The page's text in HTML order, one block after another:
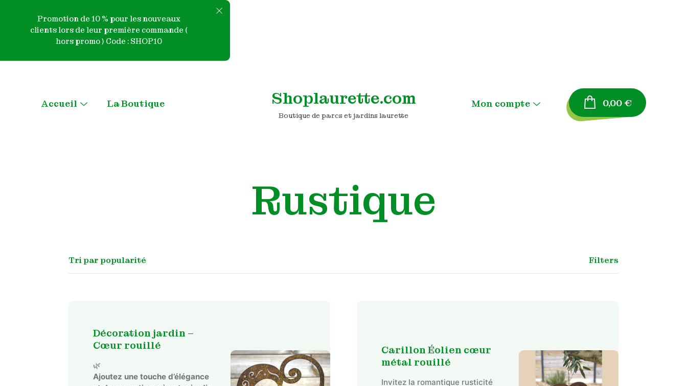
Promotion de 10 % pour les nouveaux
clients lors de leur première commande (
hors promo ) Code : SHOP10
Accueil Menu La Boutique Shoplaurette.com
Boutique de parcs et jardins laurette
Mon compte Menu
0,00€
Rustique
Filters
Décoration jardin –
Cœur rouillé
🌿
Ajoutez une touche d’élégance
Carillon Éolien cœur
métal rouillé
Invitez la romantique rusticité